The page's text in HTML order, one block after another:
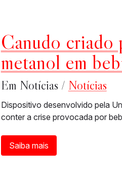
Canudo criado
metanol em
Em Notícias / Notícias
Dispositivo desenvolvido pela
conter a crise provocada por
Saiba mais